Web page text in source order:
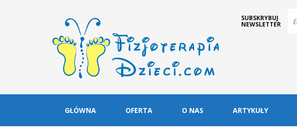
SUBSKRYBUJ
NEWSLETTER
GŁÓWNA OFERTA O NAS ARTYKUŁY